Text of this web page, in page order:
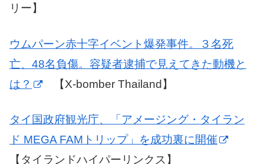
リー】
ウムパーン赤十字イベント爆発事件。３名死
亡、48名負傷。容疑者逮捕で見えてきた動機と
は？
【X-bomber Thailand】
タイ国政府観光庁、「アメージング・タイラン
ド MEGA FAMトリップ」を成功裏に開催
【タイランドハイパーリンクス】